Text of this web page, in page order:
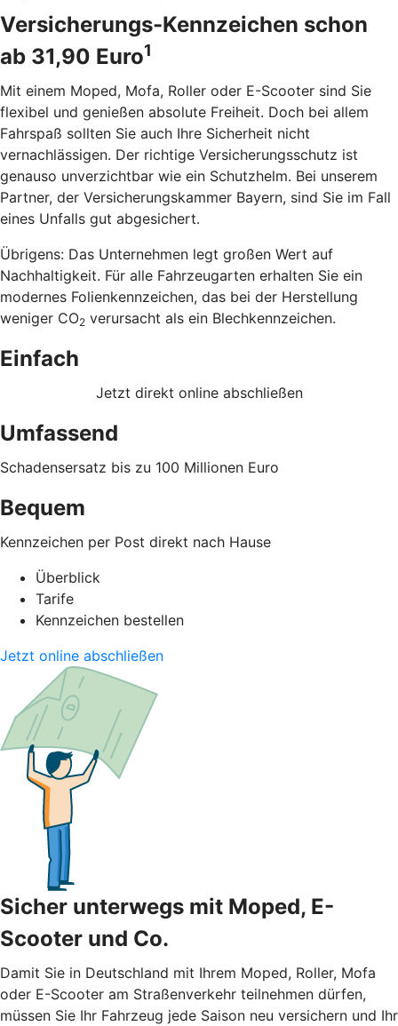
Versicherungs-Kennzeichen schon
ab 31,90 Euro1
Mit einem Moped, Mofa, Roller oder E-Scooter sind Sie
flexibel und genießen absolute Freiheit. Doch bei allem
Fahrspaß sollten Sie auch Ihre Sicherheit nicht
vernachlässigen. Der richtige Versicherungsschutz ist
genauso unverzichtbar wie ein Schutzhelm. Bei unserem
Partner, der Versicherungskammer Bayern, sind Sie im Fall
eines Unfalls gut abgesichert.
Übrigens: Das Unternehmen legt großen Wert auf
Nachhaltigkeit. Für alle Fahrzeugarten erhalten Sie ein
modernes Folienkennzeichen, das bei der Herstellung
weniger CO2 verursacht als ein Blechkennzeichen.
Einfach
Jetzt direkt online abschließen
Umfassend
Schadensersatz bis zu 100 Millionen Euro
Bequem
Kennzeichen per Post direkt nach Hause
Überblick
Tarife
Kennzeichen bestellen
Jetzt online abschließen
Sicher unterwegs mit Moped, E-
Scooter und Co.
Damit Sie in Deutschland mit Ihrem Moped, Roller, Mofa
oder E-Scooter am Straßenverkehr teilnehmen dürfen,
müssen Sie Ihr Fahrzeug jede Saison neu versichern und Ihr